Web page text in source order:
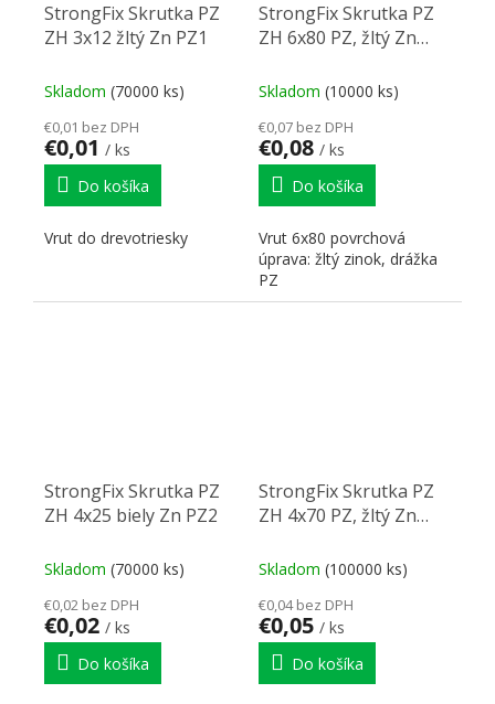
StrongFix Skrutka PZ
ZH 3x12 žltý Zn PZ1
Skladom (70000 ks)
€0,01 bez DPH
€0,01 / ks
Do košíka
Vrut do drevotriesky
StrongFix Skrutka PZ
ZH 6x80 PZ, žltý Zn
Skladom (10000 ks)
€0,07 bez DPH
€0,08 / ks
Do košíka
Vrut 6x80 povrchová
úprava: žltý zinok, drážka
PZ
StrongFix Skrutka PZ
ZH 4x25 biely Zn PZ2
Skladom (70000 ks)
€0,02 bez DPH
€0,02 / ks
Do košíka
StrongFix Skrutka PZ
ZH 4x70 PZ, žltý Zn
Skladom (100000 ks)
€0,04 bez DPH
€0,05 / ks
Do košíka